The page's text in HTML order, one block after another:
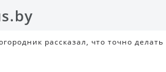
рассказал, что точно